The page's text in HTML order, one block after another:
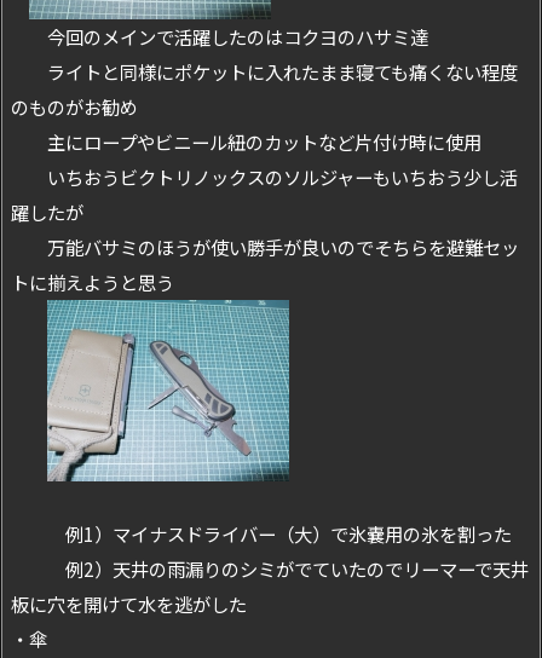
今回のメインで活躍したのはコクヨのハサミ達
ライトと同様にポケットに入れたまま寝ても痛くない程度
のものがお勧め
主にロープやビニール紐のカットなど片付け時に使用
いちおうビクトリノックスのソルジャーもいちおう少し活
躍したが
万能バサミのほうが使い勝手が良いのでそちらを避難セッ
トに揃えようと思う
例1）マイナスドライバー（大）で氷嚢用の氷を割った
例2）天井の雨漏りのシミがでていたのでリーマーで天井
板に穴を開けて水を逃がした
・傘